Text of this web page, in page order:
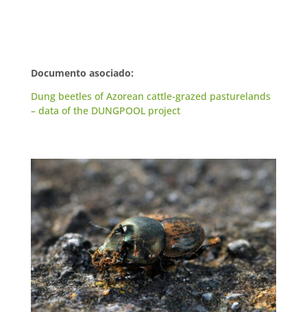
Documento asociado:
Dung beetles of Azorean cattle-grazed pasturelands
– data of the DUNGPOOL project